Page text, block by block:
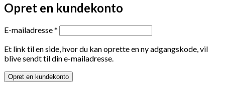
Opret en kundekonto
E-mailadresse* Påkrævet
Et link til en side, hvor du kan oprette en ny adgangskode, vil
blive sendt til din e-mailadresse.
Opret en kundekonto